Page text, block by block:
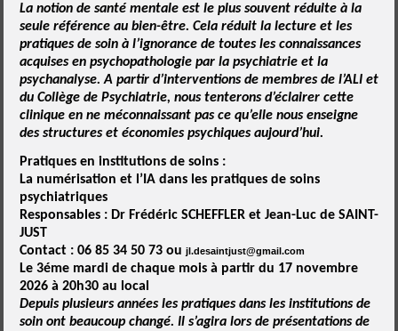
La notion de santé mentale est le plus souvent réduite à la
seule référence au bien-être. Celaréduit la lecture et les
pratiques de soin à l’ignorance de toutes les connaissances
acquises enpsychopathologie par la psychiatrie et la
psychanalyse.A partir d’interventions de membres de l’ALI et
du Collège de Psychiatrie, nous tenterons d’éclairer cette
clinique en ne méconnaissant pas ce qu’elle nous enseigne
des structures et économies psychiques aujourd’hui.
Pratiques en institutions de soins :
La numérisation et l ’IA dans les pratiques de soins
psychiatriques
Responsables : Dr Frédéric SCHEFFLER et Jean-Luc de SAINT-
JUST
Contact : 06 85 34 50 73 oujl.desaintjust@gmail.com
Le 3éme mardi de chaque mois à partir du 17 novembre
2026 à 20h30au local
Depuis plusieurs années les pratiques dans les institutions de
soin ont beaucoup changé. Ils’agira lors de présentations de